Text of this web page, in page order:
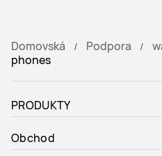
Domovská Podpora
phones
PRODUKTY
Obchod